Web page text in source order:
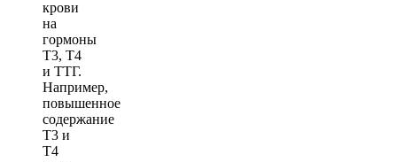
крови
на
гормоны
Т3, Т4
и ТТГ.
Например,
повышенное
содержание
Т3 и
Т4